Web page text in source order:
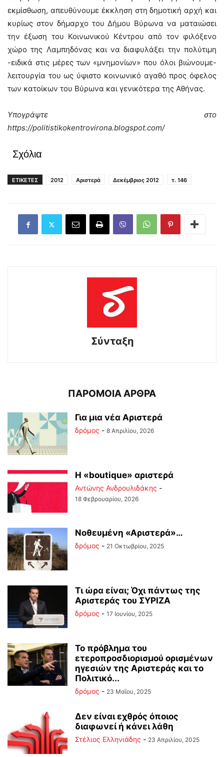
εκμίσθωση, απευθύνουμε έκκληση στη δημοτική αρχή και
κυρίως στον δήμαρχο του Δήμου Βύρωνα να ματαιώσει
την έξωση του Κοινωνικού Κέντρου από τον φιλόξενο
χώρο της Λαμπηδόνας και να διαφυλάξει την πολύτιμη
-ειδικά στις μέρες των «μνημονίων» που όλοι βιώνουμε-
λειτουργία του ως ύψιστο κοινωνικό αγαθό προς όφελος
των κατοίκων του Βύρωνα και γενικότερα της Αθήνας.
Υπογράψτε στο
https://politistikokentrovirona.blogspot.com/
Σχόλια
ΕΤΙΚΕΤΕΣ 2012 Αριστερά Δεκέμβριος 2012 τ. 146
Σύνταξη
ΠΑΡΟΜΟΙΑ ΑΡΘΡΑ
Για μια νέα Αριστερά
δρόμος - 8 Απριλίου, 2026
Η «boutique» αριστερά
Αντώνης Ανδρουλιδάκης -
18 Φεβρουαρίου, 2026
Νοθευμένη «Αριστερά»…
δρόμος - 21 Οκτωβρίου, 2025
Τι ώρα είναι; Όχι πάντως της
Αριστεράς του ΣΥΡΙΖΑ
δρόμος - 17 Ιουνίου, 2025
Το πρόβλημα του
ετεροπροσδιορισμού ορισμένων
ηγεσιών της Αριστεράς και το
Πολιτικό...
δρόμος - 23 Μαΐου, 2025
Δεν είναι εχθρός όποιος
διαφωνεί ή κάνει λάθη
Στέλιος Ελληνιάδης - 23 Απριλίου, 2025